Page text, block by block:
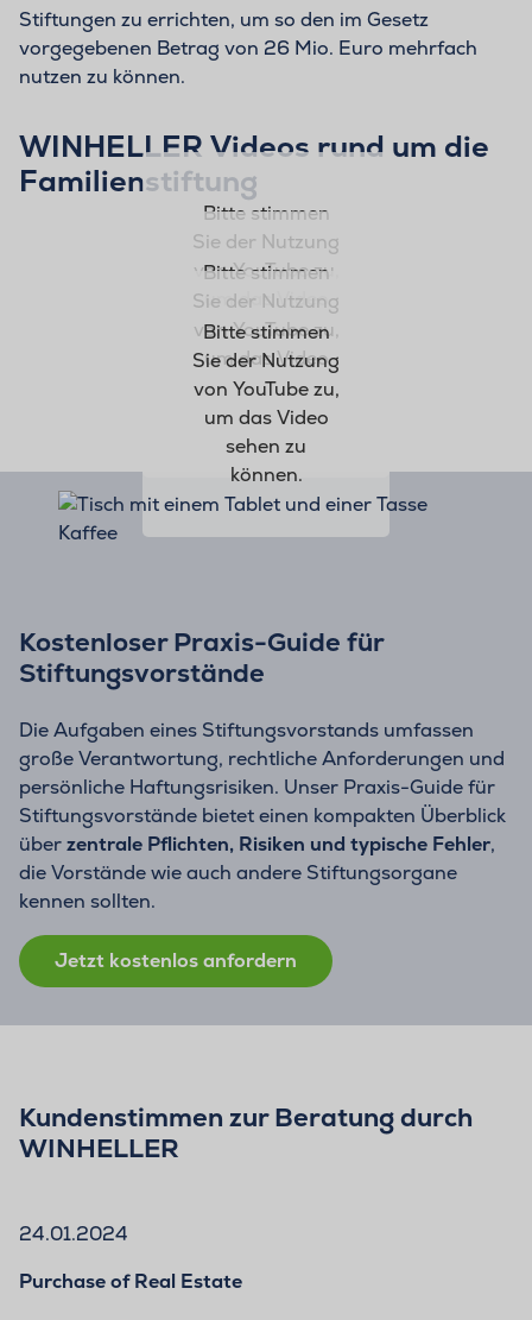
Stiftungen zu errichten, um so den im Gesetz
vorgegebenen Betrag von 26 Mio. Euro mehrfach
nutzen zu können.
WINHELLER Videos rund um die
Familienstiftung
Bitte stimmen
Sie der Nutzung
von YouTube zu,
um das Video
sehen zu
können.
Bitte stimmen
Sie der Nutzung
von YouTube zu,
um das Video
sehen zu
können.
Bitte stimmen
Sie der Nutzung
von YouTube zu,
um das Video
sehen zu
können.
Kostenloser Praxis-Guide für
Stiftungsvorstände
Die Aufgaben eines Stiftungsvorstands umfassen
große Verantwortung, rechtliche Anforderungen und
persönliche Haftungsrisiken. Unser Praxis-Guide für
Stiftungsvorstände bietet einen kompakten Überblick
überzentrale Pflichten, Risiken und typische Fehler,
die Vorstände wie auch andere Stiftungsorgane
kennen sollten.
Jetzt kostenlos anfordern
Kundenstimmen zur Beratung durch
WINHELLER
24.01.2024
Purchase of Real Estate